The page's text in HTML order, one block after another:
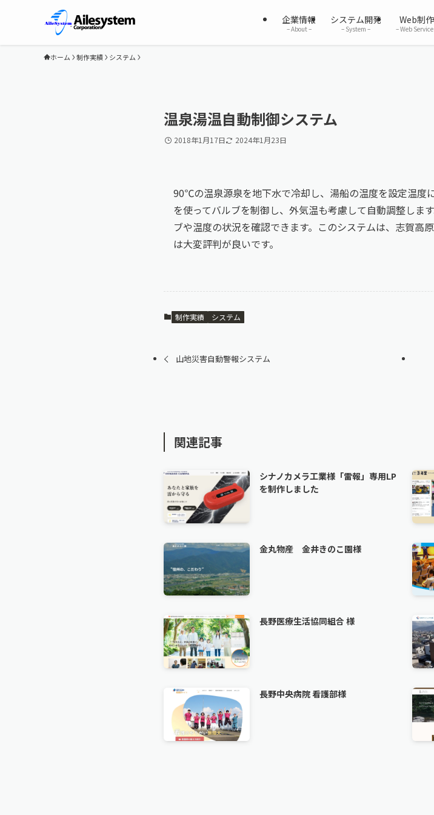
企業情報
– About –
システム開発
– System –
Web制作
– Web
ホーム 制作実績 システム
温泉湯温自動制御システム
2018年1月17日 2024年1月23日
90℃の温泉源泉を地下水で冷却し、湯船の温度を設定温度
を使ってバルブを制御し、外気温も考慮して自動調整しま
ブや温度の状況を確認できます。このシステムは、志賀高
は大変評判が良いです。
制作実績 システム
山地災害自動警報システム
関連記事
シナノカメラ工業様「雷報」専用LP
を制作しました
金丸物産 金井きのこ園様
長野医療生活協同組合 様
長野中央病院 看護部様